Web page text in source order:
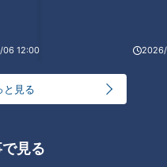
12:00
と見る
見る
道に進んだ先輩には同じく
も最寄駅が「下切」という
古屋時代に都市対抗野球大